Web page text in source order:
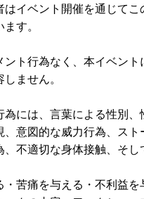
はイベント開催を通じて
す。
ント行為なく、本イベン
ません。
為には、言葉による性別
、意図的な威力行為、ス
、不適切な身体接触、そ
・苦痛を与える・不利益